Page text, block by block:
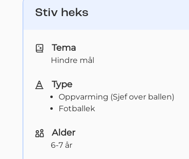
Stiv heks
Tema
Hindre mål
Type
Oppvarming (Sjef over ballen)
Fotballek
Alder
6-7 år